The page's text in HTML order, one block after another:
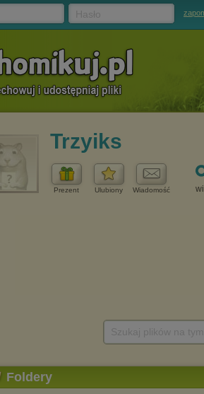
Trzyiks
Prezent Ulubiony Wiadomość
Foldery